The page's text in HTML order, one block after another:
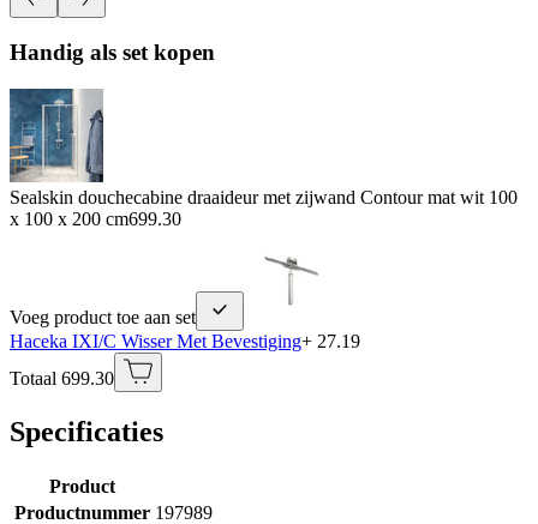
Handig als set kopen
Sealskin douchecabine draaideur met zijwand Contour mat wit 100
x 100 x 200 cm699.30
Voeg product toe aan set
Haceka IXI/C Wisser Met Bevestiging+ 27.19
Totaal 699.30
Specificaties
Product
Productnummer 197989